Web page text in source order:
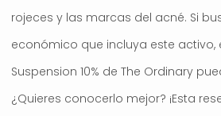
rojeces y las marcas del acné. Si
económico que incluya este activo,
Suspension 10% de The Ordinary
¿Quieres conocerlo mejor? ¡Esta